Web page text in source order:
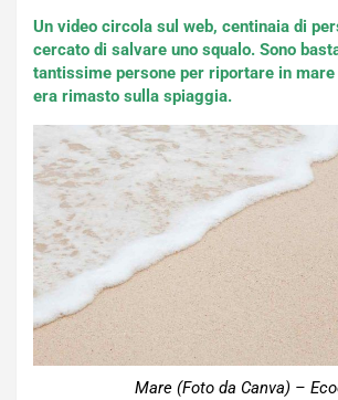
Un video circola sul web, centinaia di
cercato di salvare uno squalo. Sono
tantissime persone per riportare in mare
era rimasto sulla spiaggia.
Mare (Foto da Canva) –